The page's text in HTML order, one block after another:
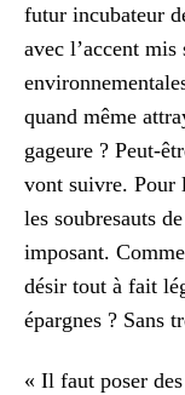
futur incubateur
avec l’accent
quand même
gageure ? Peut-
vont suivre. Pour
les soubresauts
imposant.
désir tout à fait
épargnes ? Sans
« Il faut poser